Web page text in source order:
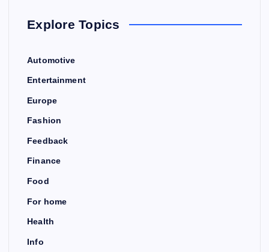
Explore Topics
Automotive
Entertainment
Europe
Fashion
Feedback
Finance
Food
For home
Health
Info